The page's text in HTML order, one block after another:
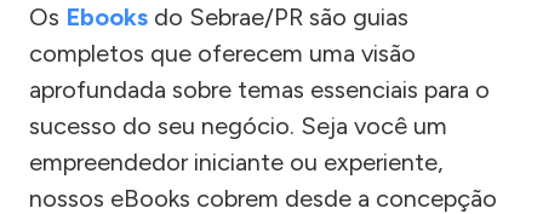
Os Ebooks do Sebrae/PR são guias
completos que oferecem uma visão
aprofundada sobre temas essenciais para o
sucesso do seu negócio. Seja você um
empreendedor iniciante ou experiente,
nossos eBooks cobrem desde a concepção